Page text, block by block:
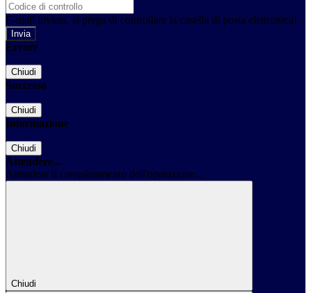
E-mail inviata, si prega di controllare la casella di posta elettronica!
Errore
Chiudi
Successo
Chiudi
Informazione
Chiudi
Attendere...
Attendere il completamento dell'operazione...
Chiudi